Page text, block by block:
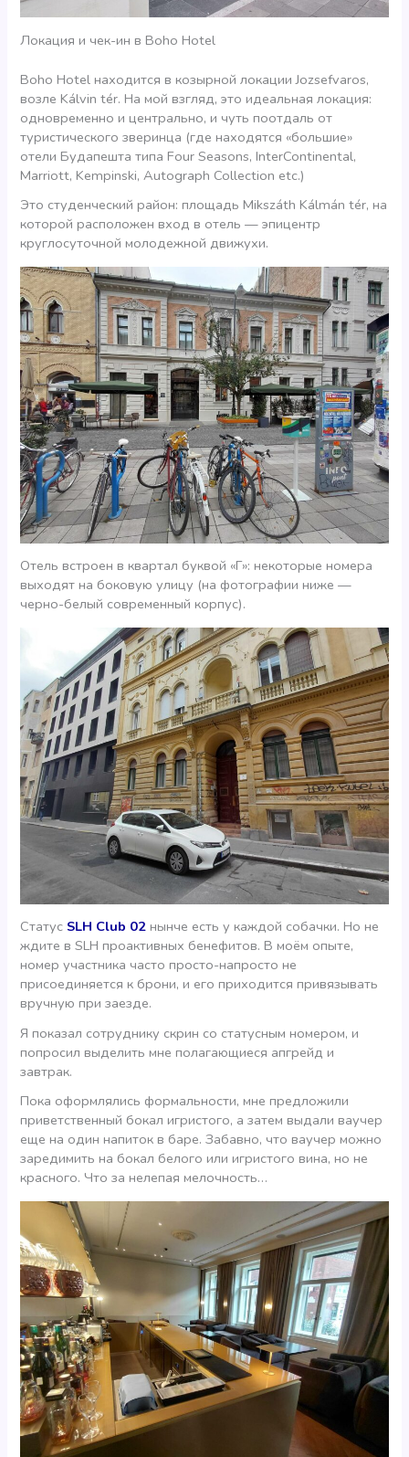
Локация и чек-ин в Boho Hotel
Boho Hotel находится в козырной локации Jozsefvaros,
возле Kálvin tér. На мой взгляд, это идеальная локация:
одновременно и центрально, и чуть поотдаль от
туристического зверинца (где находятся «большие»
отели Будапешта типа Four Seasons, InterContinental,
Marriott, Kempinski, Autograph Collection etc.)
Это студенческий район: площадь Mikszáth Kálmán tér, на
которой расположен вход в отель — эпицентр
круглосуточной молодежной движухи.
Отель встроен в квартал буквой «Г»: некоторые номера
выходят на боковую улицу (на фотографии ниже —
черно-белый современный корпус).
Статус SLH Club 02 нынче есть у каждой собачки. Но не
ждите в SLH проактивных бенефитов. В моём опыте,
номер участника часто просто-напросто не
присоединяется к брони, и его приходится привязывать
вручную при заезде.
Я показал сотруднику скрин со статусным номером, и
попросил выделить мне полагающиеся апгрейд и
завтрак.
Пока оформлялись формальности, мне предложили
приветственный бокал игристого, а затем выдали ваучер
еще на один напиток в баре. Забавно, что ваучер можно
заредимить на бокал белого или игристого вина, но не
красного. Что за нелепая мелочность…